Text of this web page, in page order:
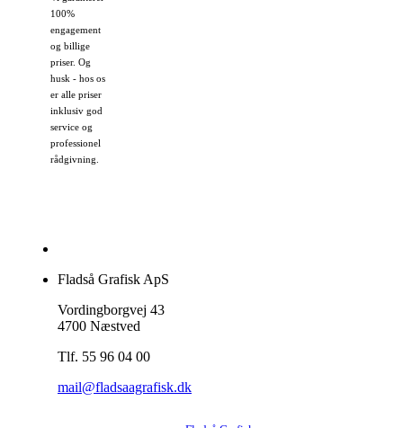
100%
engagement
og billige
priser. Og
husk - hos os
er alle priser
inklusiv god
service og
professionel
rådgivning.
Fladså Grafisk ApS
Vordingborgvej 43
4700 Næstved
Tlf. 55 96 04 00
mail@fladsaagrafisk.dk